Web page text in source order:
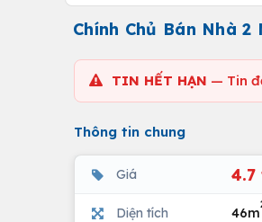
Chính Chủ Bán Nhà
TIN HẾT HẠN — Tin
Thông tin chung
Giá 4.7
Diện tích 46m